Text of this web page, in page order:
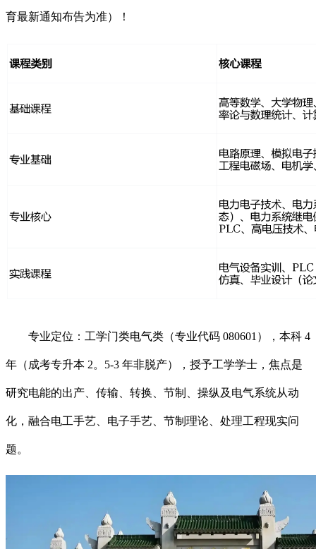
育最新通知布告为准）！
专业定位：工学门类电气类（专业代码 080601），本科 4
年（成考专升本 2。5-3 年非脱产），授予工学学士，焦点是
研究电能的出产、传输、转换、节制、操纵及电气系统从动
化，融合电工手艺、电子手艺、节制理论、处理工程现实问
题。